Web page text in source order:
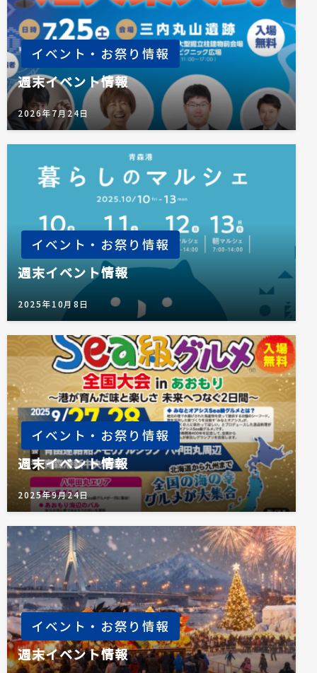
イベント・お祭り情報
週末イベント情報
2026年7月24日
イベント・お祭り情報
週末イベント情報
2025年10月8日
イベント・お祭り情報
週末イベント情報
2025年9月24日
イベント・お祭り情報
週末イベント情報